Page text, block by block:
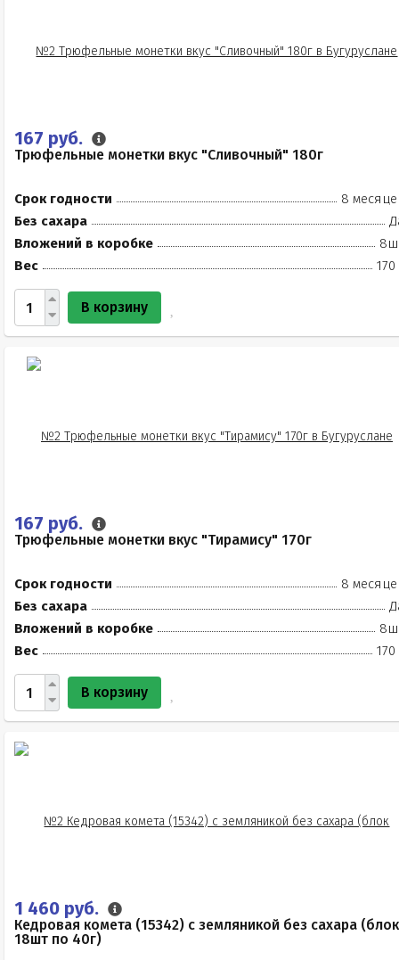
167 руб.
Трюфельные монетки вкус "Сливочный" 180г
Срок годности
8
Без сахара
Вложений в коробке
Вес
170
В корзину
167 руб.
Трюфельные монетки вкус "Тирамису" 170г
Срок годности
8
Без сахара
Вложений в коробке
Вес
170
В корзину
1 460 руб.
Кедровая комета (15342) с земляникой без сахара (блок
18шт по 40г)